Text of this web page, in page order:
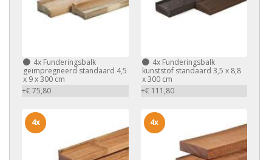
4x Funderingsbalk
geïmpregneerd standaard 4,5
x 9 x 300 cm
+€ 75,80
4xFunderingsbalk
kunststof standaard 3,5 x 8,8
x 300 cm
+€ 111,80
4x 4x